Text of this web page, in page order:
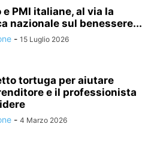
e PMI italiane, al via la
nazionale sul benessere...
- 15 Luglio 2026
tortuga per aiutare
e il professionista
- 4 Marzo 2026